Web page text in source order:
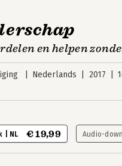
en helpen
Nederlands 2017
| NL € 19,99 Audio-